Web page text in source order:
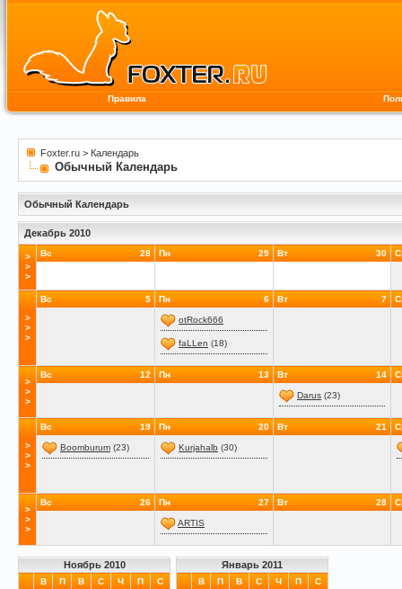
Правила
Foxter.ru > Календарь
Обычный Календарь
Обычный Календарь
Декабрь 2010
>
>
>
28
Вс 29
Пн 30
Вт
>
>
>
5
Вс 6
Пн
otRock666
faLLen (18)
7
Вт
>
>
>
12
Вс 13
Пн 14
Вт
Darus (23)
>
>
>
19
Вс
Boomburum (23)
20
Пн
Kurjahalb (30)
21
Вт
>
>
>
26
Вс 27
Пн
ARTIS
28
Вт
Ноябрь 2010
В П В С Ч П
С
Январь 2011
В П В С Ч П
С